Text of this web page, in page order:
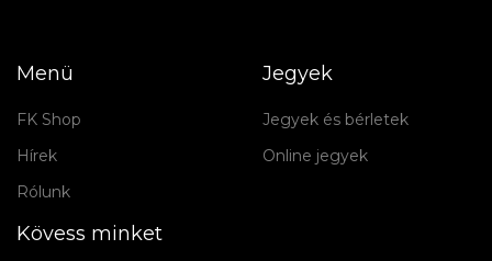
Menü
FK Shop
Hírek
Rólunk
Jegyek
Jegyek és bérletek
Online jegyek
Kövess minket